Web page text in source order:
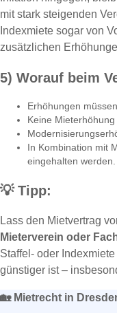
mit stark steigenden
Indexmiete sogar von
zusätzlichen
5) Worauf beim
Erhöhungen
Keine
In Kombination mit
eingehalten werden.
💡Tipp:
Lass den Mietvertrag
Mieterverein oder
Staffel- oder
günstiger ist –
🏡 Mietrecht in